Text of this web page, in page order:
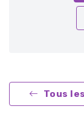
Tous